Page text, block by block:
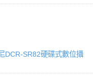
DCR-SR82硬碟式數位攝